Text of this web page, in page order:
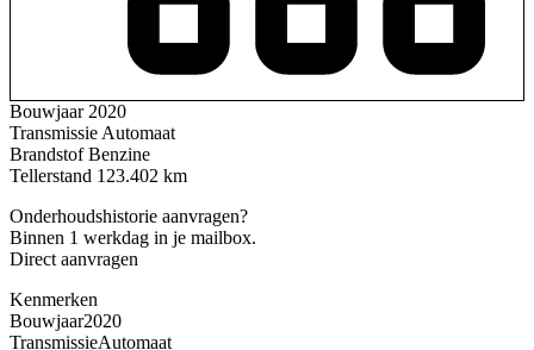
Bouwjaar 2020
Transmissie Automaat
Brandstof Benzine
Tellerstand 123.402 km
Onderhoudshistorie aanvragen?
Binnen 1 werkdag in je mailbox.
Direct aanvragen
Kenmerken
Bouwjaar2020
TransmissieAutomaat